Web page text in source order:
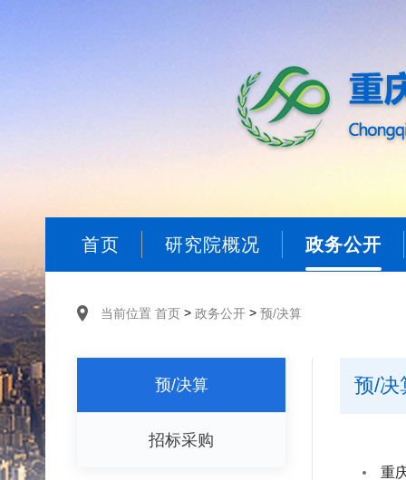
首页 研究院概况 政务公开
当前位置 首页 > 政务公开 > 预/决算
预/决算
招标采购
预/决
重